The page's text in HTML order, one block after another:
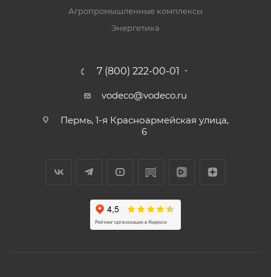
Агропромышленные комплексы
Энергетика
7 (800) 222-00-01
vodeco@vodeco.ru
Пермь, 1-я Красноармейская улица,
6